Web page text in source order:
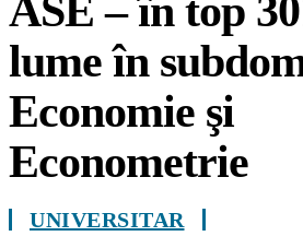
ASE – în top
lume în
Economie şi
Econometrie
UNIVERSITAR